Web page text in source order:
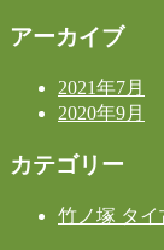
アーカイブ
2021年7月
2020年9月
カテゴリー
竹ノ塚 タ